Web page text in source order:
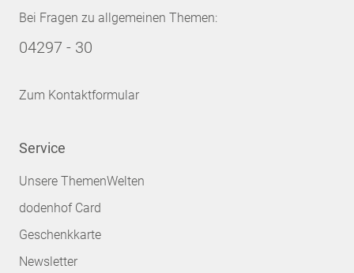
Bei Fragen zu allgemeinen Themen:
04297 - 30
Zum Kontaktformular
Service
Unsere ThemenWelten
dodenhof Card
Geschenkkarte
Newsletter